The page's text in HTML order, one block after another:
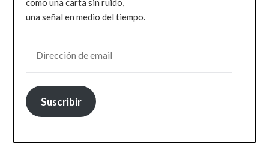
como una carta sin ruido,
una señal en medio del tiempo.
Suscribir